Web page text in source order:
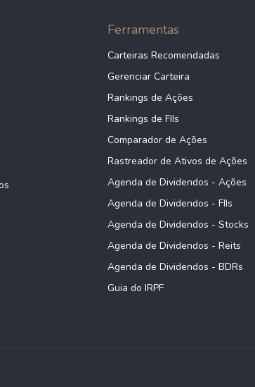
Ferramentas
Carteiras Recomendadas
Gerenciar Carteira
Rankings de Ações
Rankings de FIIs
Comparador de Ações
Rastreador de Ativos de Ações
Agenda de Dividendos - Ações
Agenda de Dividendos - FIIs
Agenda de Dividendos - Stocks
Agenda de Dividendos - Reits
Agenda de Dividendos - BDRs
Guia do IRPF